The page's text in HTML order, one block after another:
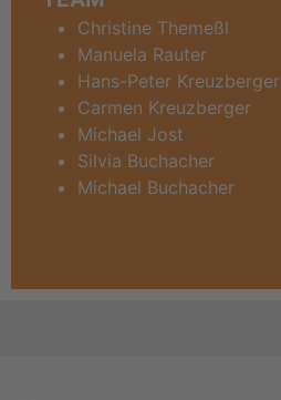
Christine Themeßl
Manuela Rauter
Hans-Peter Kreuzberger
Carmen Kreuzberger
Michael Jost
Silvia Buchacher
Michael Buchacher